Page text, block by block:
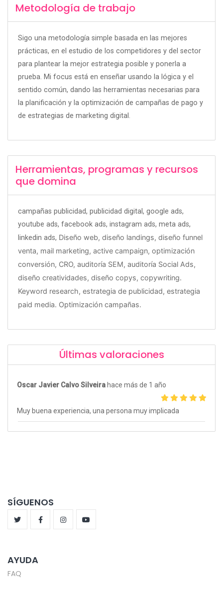
Metodología de trabajo
Sigo una metodología simple basada en las mejores
prácticas, en el estudio de los competidores y del sector
para plantear la mejor estrategia posible y ponerla a
prueba. Mi focus está en enseñar usando la lógica y el
sentido común, dando las herramientas necesarias para
la planificación y la optimización de campañas de pago y
de estrategias de marketing digital.
Herramientas, programas y recursos
que domina
campañas publicidad, publicidad digital, google ads,
youtube ads, facebook ads, instagram ads, meta ads,
linkedin ads, Diseño web, diseño landings, diseño funnel
venta, mail marketing, active campaign, optimización
conversión, CRO, auditoría SEM, auditoría Social Ads,
diseño creatividades, diseño copys, copywriting.
Keyword research, estrategia de publicidad, estrategia
paid media. Optimización campañas.
Últimas valoraciones
Oscar Javier Calvo Silveirahace más de 1 año
Muy buena experiencia, una persona muy implicada
SÍGUENOS
AYUDA
FAQ